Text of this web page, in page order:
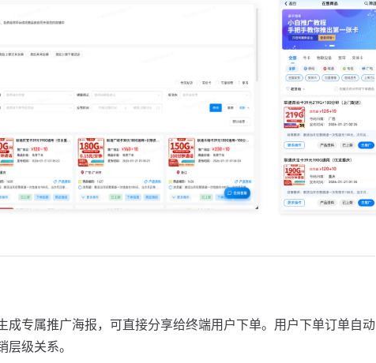
成专属推广海报，可直接分享给终端用户下单。用户下单订单自动
级关系。